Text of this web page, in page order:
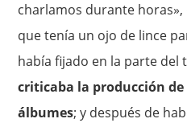
charlamos durante
que tenía un ojo de lince
había fijado en la parte del
criticaba la producción
álbumes; y después de